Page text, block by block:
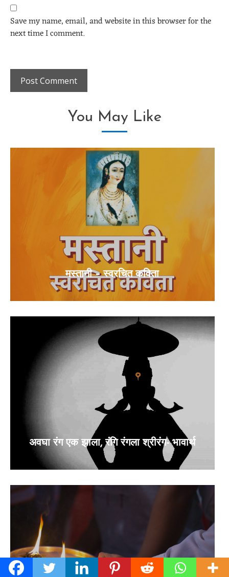
Save my name, email, and website in this browser for the
next time I comment.
You May Like
मस्तानी – स्वरचित कविता
अवघा रंग एक झाला, रंगि रंगला श्रीरंग- भावार्थ